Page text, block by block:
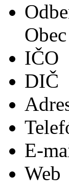
IČO
DIČ
E-
Web